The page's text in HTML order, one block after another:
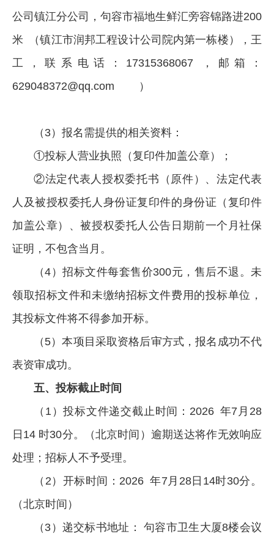
公司镇江分公司，句容市福地生鲜汇旁容锦路进200
米 （镇江市润邦工程设计公司院内第一栋楼），王
工，联系电话：17315368067 ，邮箱：
629048372@qq.com）
（3）报名需提供的相关资料：
①投标人营业执照（复印件加盖公章）；
②法定代表人授权委托书（原件）、法定代表
人及被授权委托人身份证复印件的身份证（复印件
加盖公章）、被授权委托人公告日期前一个月社保
证明，不包含当月。
（4）招标文件每套售价300元，售后不退。未
领取招标文件和未缴纳招标文件费用的投标单位，
其投标文件将不得参加开标。
（5）本项目采取资格后审方式，报名成功不代
表资审成功。
五、投标截止时间
（1）投标文件递交截止时间：2026 年7月28
日14 时30分。（北京时间）逾期送达将作无效响应
处理；招标人不予受理。
（2）开标时间：2026 年7月28日14时30分。
（北京时间）
（3）递交标书地址： 句容市卫生大厦8楼会议